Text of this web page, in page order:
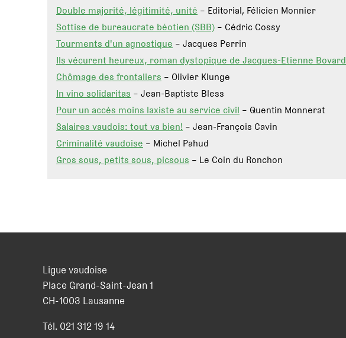
Double majorité, légitimité, unité – Editorial, Félicien Monnier
Sottise de bureaucrate béotien (SBB) – Cédric Cossy
Tourments d'un agnostique – Jacques Perrin
Ils vécurent heureux, roman dystopique de Jacques-Etienne Bovard
Chômage des frontaliers – Olivier Klunge
In vino solidaritas – Jean-Baptiste Bless
Pour un accès moins laxiste au service civil – Quentin Monnerat
Salaires vaudois: tout va bien! – Jean-François Cavin
Criminalité vaudoise – Michel Pahud
Gros sous, petits sous, picsous – Le Coin du Ronchon
Ligue vaudoise
Place Grand-Saint-Jean 1
CH-1003 Lausanne
Tél.021 312 19 14